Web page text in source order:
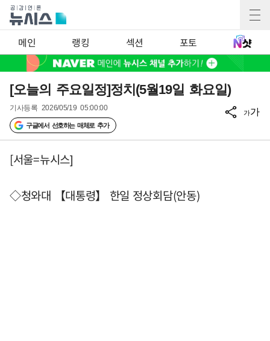
메인 랭킹 섹션 포토
[오늘의 주요일정]정치(5월19일 화요일)
기사등록 2026/05/19 05:00:00
구글에서 선호하는 매체로 추가
가가
[서울=뉴시스]
◇청와대 【대통령】 한일 정상회담(안동)